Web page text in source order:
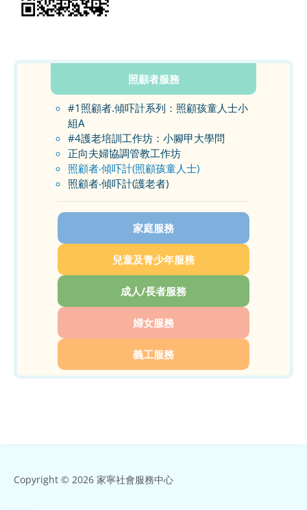
照顧者服務
#1照顧者.傾吓計系列：照顧孩童人士小
組A
#4護老培訓工作坊：小腳甲大學問
正向夫婦協調管教工作坊
照顧者‧傾吓計(照顧孩童人士)
照顧者‧傾吓計(護老者)
家庭服務
兒童及青少年服務
成人/長者服務
婦女服務
義工服務
Copyright © 2026 家寧社會服務中心